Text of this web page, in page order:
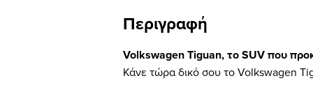
Περιγραφή
Volkswagen Tiguan, το SUV που
Κάνε τώρα δικό σου το Volkswagen